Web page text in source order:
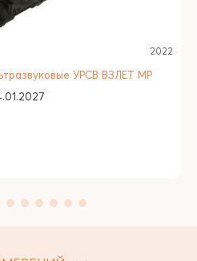
2022
УРСВ ВЗЛЕТ МР